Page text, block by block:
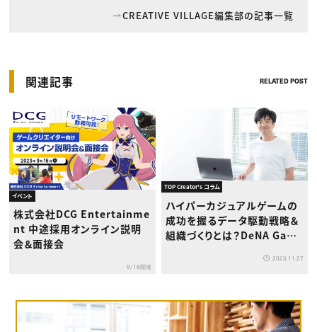
CREATIVE VILLAGE編集部の記事一覧
関連記事 RELATED POST
イベント
株式会社DCG Entertainme
nt 中途採用オンライン説明
会＆面接会
9/16開催
TOP Creator's コラム
ハイパーカジュアルゲームの
成功を握るデータ駆動戦略＆
組織づくりとは？DeNA Gam
2023.11.27